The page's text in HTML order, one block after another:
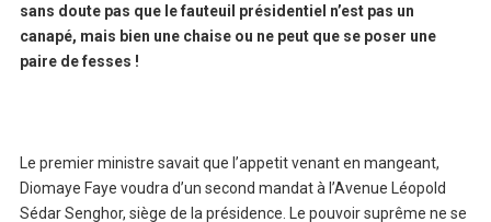
sans doute pas que le fauteuil présidentiel n’est pas un
canapé, mais bien une chaise ou ne peut que se poser une
paire de fesses !
Le premier ministre savait que l’appetit venant en mangeant,
Diomaye Faye voudra d’un second mandat à l’Avenue Léopold
Sédar Senghor, siège de la présidence. Le pouvoir suprême ne se